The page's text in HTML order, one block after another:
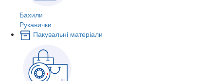
Бахили
Рукавички
Пакувальні матеріали